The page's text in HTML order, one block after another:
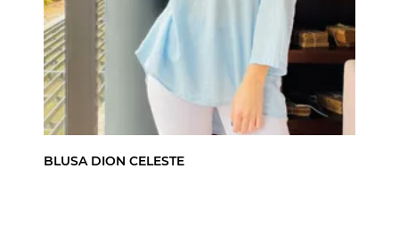
BLUSA DION CELESTE